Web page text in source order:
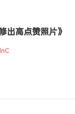
出高点赞照片》